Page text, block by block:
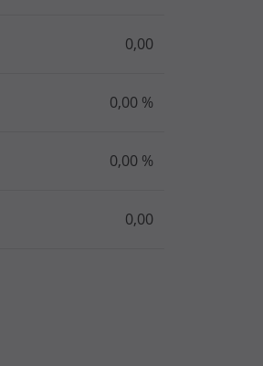
0,00
0,00 %
0,00 %
0,00